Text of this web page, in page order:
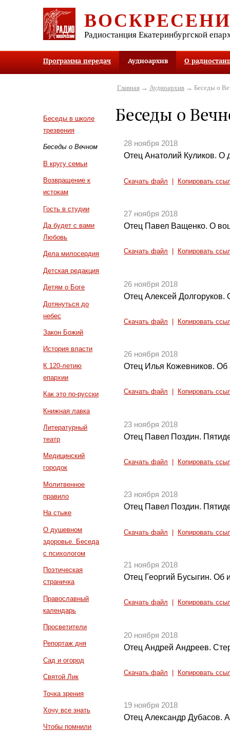
Радиостанция Екатеринбургской
Программа передач Аудиоархив О
Беседы в школе
трезвения
Беседы о Вечном
В кругу семьи
Возвращение к
истокам
Гость в студии
Да будет с вами
Любовь
Дела милосердия
Детская редакция
Детям о Боге
Дотянуться до
небес
Закон Божий
История власти
К 120-летию
епархии
Как это по-русски
Книжная лавка
Литературный
театр
Медицинский
городок
Молитвенное
правило
На стыке
О душевном
здоровье. Беседа
с психологом
Поэтическая
страничка
Православный
календарь
Просветители
Репортаж дня
Сад и огород
Святой Лик
Точка зрения
Хочу все знать
Чтобы помнили
Главная→ Аудиоархив→ Беседы о
Беседы о
28 ноября 2018
Отец Анатолий Куликов. О
Скачать файл Копировать
27 ноября 2018
Отец Павел Ващенко. О
Скачать файл Копировать
26 ноября 2018
Отец Алексей
Скачать файл Копировать
26 ноября 2018
Отец Илья Кожевников. Об
Скачать файл Копировать
23 ноября 2018
Отец Павел Поздин.
Скачать файл Копировать
23 ноября 2018
Отец Павел Поздин.
Скачать файл Копировать
21 ноября 2018
Отец Георгий Бусыгин. Об
Скачать файл Копировать
20 ноября 2018
Отец Андрей Андреев.
Скачать файл Копировать
19 ноября 2018
Отец Александр Дубасов.